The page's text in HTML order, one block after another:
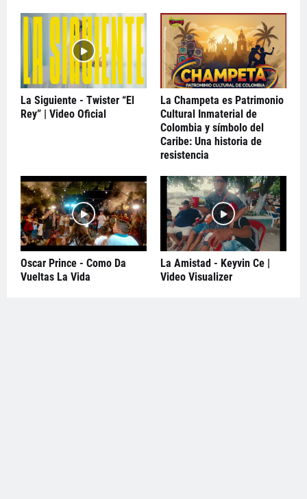
La Siguiente - Twister “El
Rey” | Video Oficial
La Champeta es Patrimonio
Cultural Inmaterial de
Colombia y símbolo del
Caribe: Una historia de
resistencia
Oscar Prince - Como Da
Vueltas La Vida
La Amistad - Keyvin Ce |
Video Visualizer